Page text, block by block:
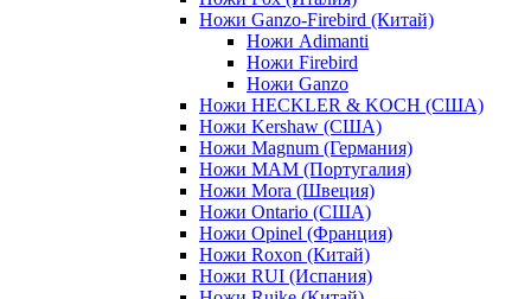
Ножи Ganzo-Firebird (Китай)
Ножи Adimanti
Ножи Firebird
Ножи Ganzo
Ножи HECKLER & KOCH (США)
Ножи Kershaw (США)
Ножи Magnum (Германия)
Ножи MAM (Португалия)
Ножи Mora (Швеция)
Ножи Ontario (США)
Ножи Opinel (Франция)
Ножи Roxon (Китай)
Ножи RUI (Испания)